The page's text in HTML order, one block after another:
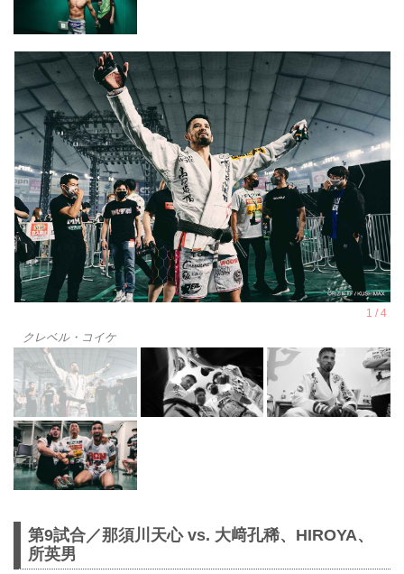
クレベル・コイケ
第9試合／那須川天心 vs. 大﨑孔稀、HIROYA、
所英男